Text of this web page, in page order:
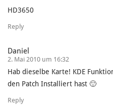
HD3650
Reply
Daniel
2. Mai 2010 um 16:32
Hab dieselbe Karte! KDE
den Patch Installiert hast 🙂
Reply